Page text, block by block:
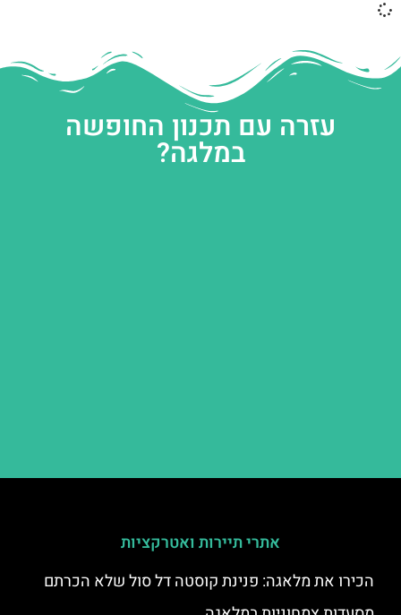
עזרה עם תכנון החופשה
במלגה?
אתרי תיירות ואטרקציות
הכירו את מלאגה: פנינת קוסטה דל סול שלא הכרתם